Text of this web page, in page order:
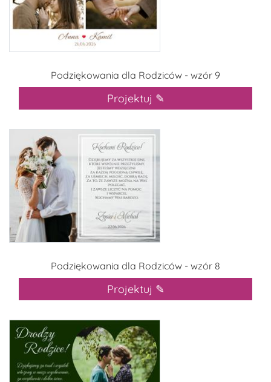
Podziękowania dla Rodziców - wzór 9
Projektuj ✎
Podziękowania dla Rodziców - wzór 8
Projektuj ✎